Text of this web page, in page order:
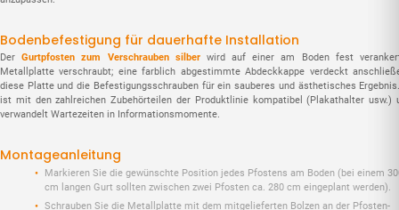
Bodenbefestigung für dauerhafte Installation
DerGurtpfosten zum Verschrauben silberwird auf einer am Boden fest
Metallplatte verschraubt; eine farblich abgestimmte Abdeckkappe verdeckt
diese Platte und die Befestigungsschrauben für ein sauberes und ästhetisches
ist mit den zahlreichen Zubehörteilen der Produktlinie kompatibel (Plakathalter usw.)
verwandelt Wartezeiten in Informationsmomente.
Montageanleitung
Markieren Sie die gewünschte Position jedes Pfostens am Boden (bei einem
cm langen Gurt sollten zwischen zwei Pfosten ca. 280 cm eingeplant werden).
Schrauben Sie die Metallplatte mit dem mitgelieferten Bolzen an der Pfosten-